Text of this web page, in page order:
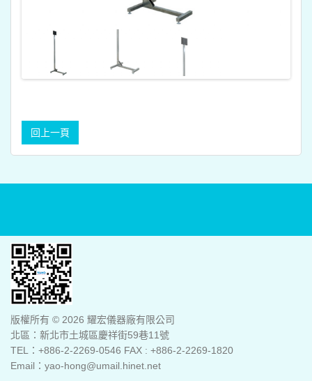
版權所有 © 2026 耀宏儀器廠有限公司
北區：新北市土城區慶祥街59巷11號
TEL：+886-2-2269-0546 FAX : +886-2-2269-1820
Email：yao-hong@umail.hinet.net